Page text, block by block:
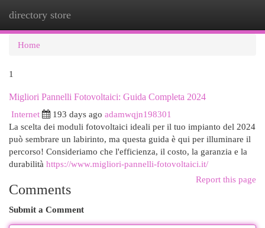
directory store
Home
1
Migliori Pannelli Fotovoltaici: Guida Completa 2024
Internet
193 days ago adamwqjn198301
La scelta dei moduli fotovoltaici ideali per il tuo impianto del 2024
può sembrare un labirinto, ma questa guida è qui per illuminare il
percorso! Consideriamo che l'efficienza, il costo, la garanzia e la
durabilità https://www.migliori-pannelli-fotovoltaici.it/
Report this page
Comments
Submit a Comment